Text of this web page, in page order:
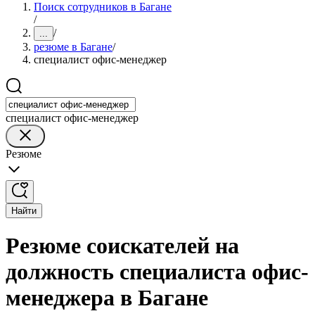
Поиск сотрудников в Багане
/
... /
резюме в Багане/
специалист офис-менеджер
специалист офис-менеджер
Резюме
Найти
Резюме соискателей на
должность специалиста офис-
менеджера в Багане